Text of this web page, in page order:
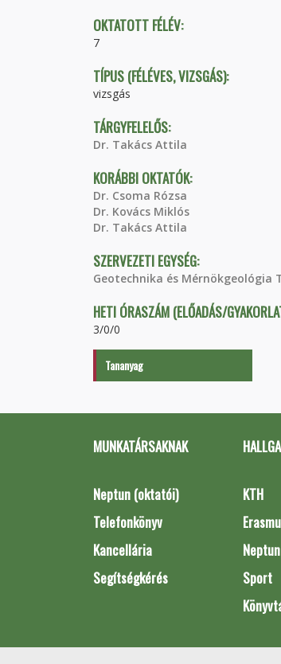
OKTATOTT FÉLÉV:
7
TÍPUS (FÉLÉVES, VIZSGÁS):
vizsgás
TÁRGYFELELŐS:
Dr. Takács Attila
KORÁBBI OKTATÓK:
Dr. Csoma Rózsa
Dr. Kovács Miklós
Dr. Takács Attila
SZERVEZETI EGYSÉG:
Geotechnika és Mérnökgeológia
HETI ÓRASZÁM (ELŐADÁS/
3/0/0
Tananyag
MUNKATÁRSAKNAK
Neptun (oktatói)
Telefonkönyv
Kancellária
Segítségkérés
KTH
Sport